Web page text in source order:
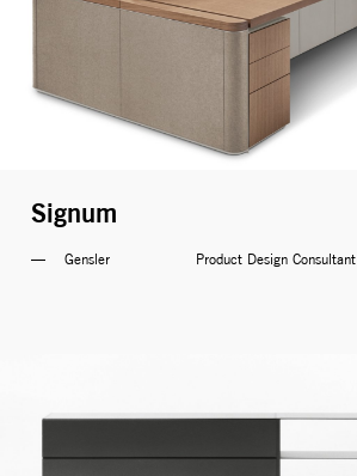
Signum
Gensler                  Product Design Consultant